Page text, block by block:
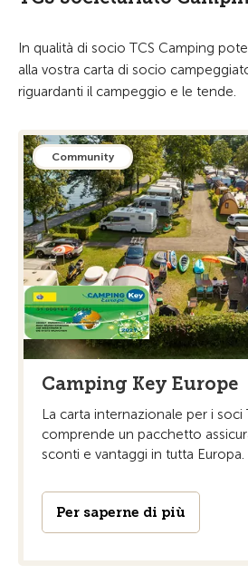
In qualità di socio TCS Camping
alla vostra carta di socio
riguardanti il campeggio e le tende.
Community
Camping Key Europe
La carta internazionale per i soci
comprende un pacchetto
sconti e vantaggi in tutta Europa.
Per saperne di più